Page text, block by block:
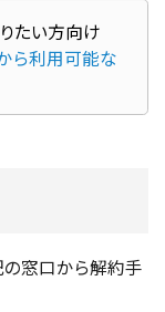
ら利用可能な
窓口から解約手